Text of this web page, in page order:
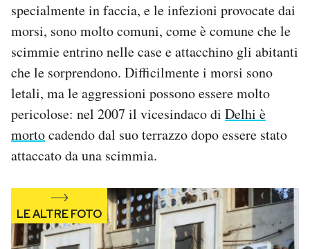
specialmente in faccia, e le infezioni provocate dai
morsi, sono molto comuni, come è comune che le
scimmie entrino nelle case e attacchino gli abitanti
che le sorprendono. Difficilmente i morsi sono
letali, ma le aggressioni possono essere molto
pericolose: nel 2007 il vicesindaco di Delhi è
mortocadendo dal suo terrazzo dopo essere stato
attaccato da una scimmia.